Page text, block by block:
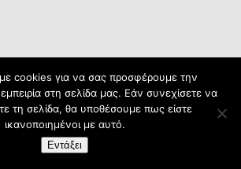
cookies για να σας προσφέρουμε την
στη σελίδα μας. Εάν συνεχίσετε να
τη σελίδα, θα υποθέσουμε πως είστε
ικανοποιημένοι με αυτό.
Εντάξει